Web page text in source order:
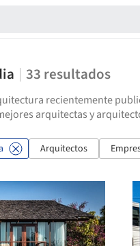
33 resultados
recientemente
arquitectas y
Arquitectos